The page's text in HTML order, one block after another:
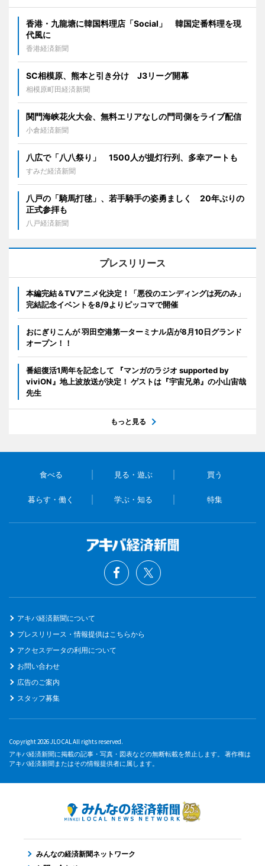
香港・九龍塘に韓国料理店「Social」 韓国定番料理を現
代風に
香港経済新聞
SC相模原、熊本と引き分け J3リーグ開幕
相模原町田経済新聞
関門海峡花火大会、無料エリアなしの門司側をライブ配信
小倉経済新聞
八広で「八八祭り」 1500人が提灯行列、多幸アートも
すみだ経済新聞
八戸の「騎馬打毬」、若手騎手の姿勇ましく 20年ぶりの
正式参拝も
八戸経済新聞
プレスリリース
本編完結＆TVアニメ化決定！「悪役のエンディングは死のみ」
完結記念イベントを8/9よりピッコマで開催
おにぎりこんが 羽田空港第一ターミナル店が8月10日グランド
オープン！！
番組復活1周年を記念して 『マンガのラジオ supported by
viviON』地上波放送が決定！ ゲストは『宇宙兄弟』の小山宙哉
先生
もっと見る
食べる 見る・遊ぶ 買う
暮らす・働く 学ぶ・知る 特集
アキバ経済新聞について
プレスリリース・情報提供はこちらから
アクセスデータの利用について
お問い合わせ
広告のご案内
スタッフ募集
Copyright 2026 JLOCAL All rights reserved.
アキバ経済新聞に掲載の記事・写真・図表などの無断転載を禁止します。 著作権は
アキバ経済新聞またはその情報提供者に属します。
みんなの経済新聞ネットワーク